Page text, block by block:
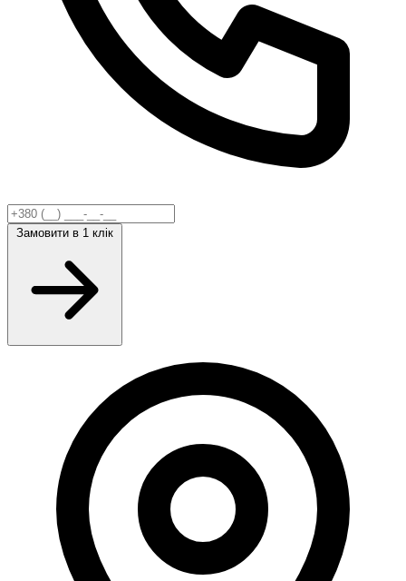
Замовити в 1 клік